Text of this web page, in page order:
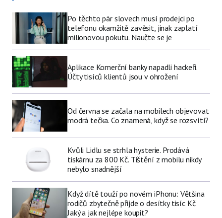
Po těchto pár slovech musí prodejci po
telefonu okamžitě zavěsit, jinak zaplatí
milionovou pokutu. Naučte se je
Aplikace Komerční banky napadli hackeři.
Účty tisíců klientů jsou v ohrožení
Od června se začala na mobilech objevovat
modrá tečka. Co znamená, když se rozsvítí?
Kvůli Lidlu se strhla hysterie. Prodává
tiskárnu za 800 Kč. Tištění z mobilu nikdy
nebylo snadnější
Když dítě touží po novém iPhonu: Většina
rodičů zbytečně přijde o desítky tisíc Kč.
Jaký a jak nejlépe koupit?